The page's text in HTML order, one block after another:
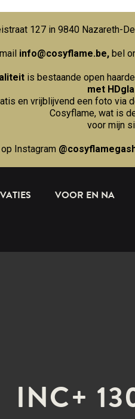
127 in 9840 Nazareth-
info@cosyflame.be, bel
is bestaande open
met
en vrijblijvend een foto via
Cosyflame, wat is
voor mijn
Instagram
VOOR EN NA
INC+